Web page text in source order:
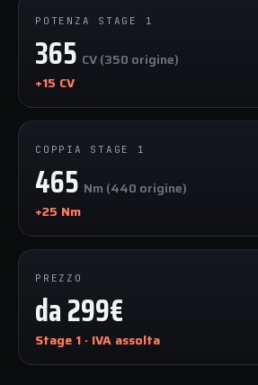
POTENZA STAGE 1
365 CV (350 origine)
+15 CV
COPPIA STAGE 1
465 Nm (440 origine)
+25 Nm
PREZZO
da 299€
Stage 1 · IVA assolta